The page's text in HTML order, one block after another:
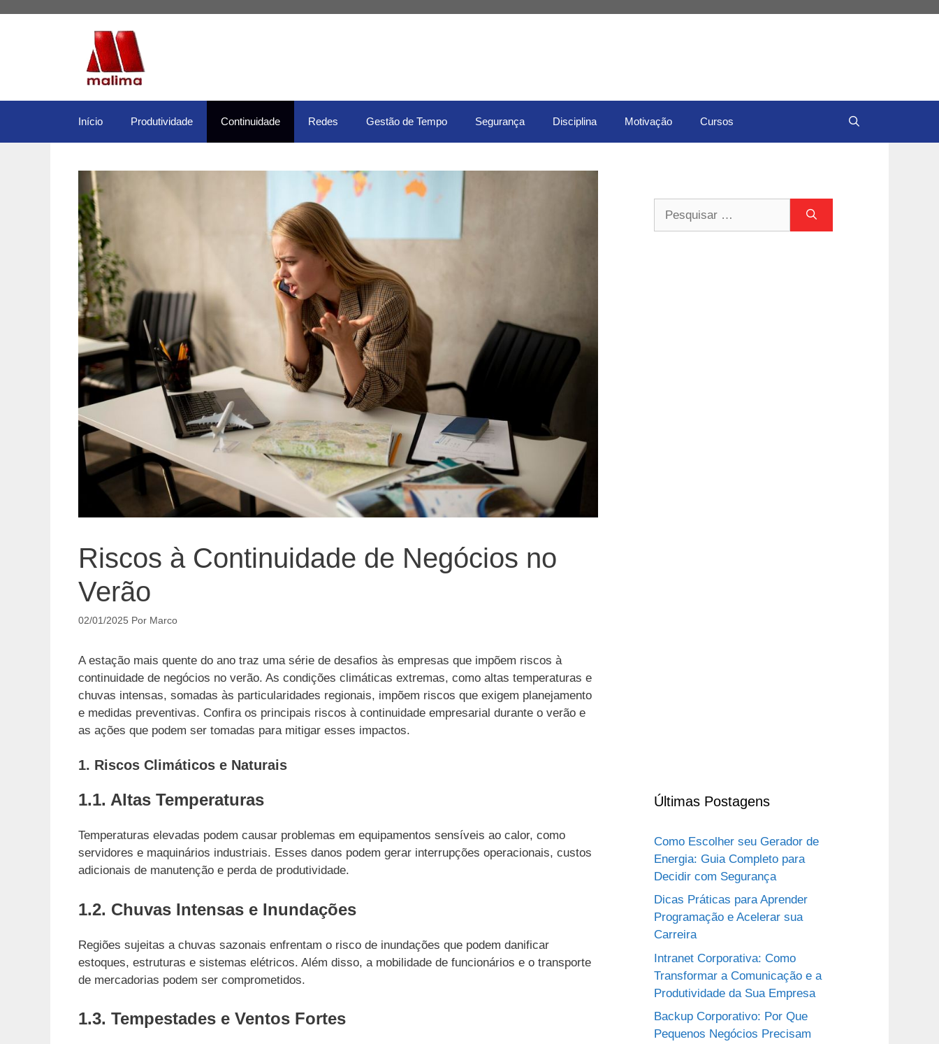
Início Produtividade Continuidade Redes Gestão de Tempo Segurança Disciplina Motivação Cursos
Riscos à Continuidade de Negócios no
Verão
02/01/2025 Por Marco
A estação mais quente do ano traz uma série de desafios às empresas que impõem riscos à
continuidade de negócios no verão. As condições climáticas extremas, como altas temperaturas e
chuvas intensas, somadas às particularidades regionais, impõem riscos que exigem planejamento
e medidas preventivas. Confira os principais riscos à continuidade empresarial durante o verão e
as ações que podem ser tomadas para mitigar esses impactos.
1. Riscos Climáticos e Naturais
1.1. Altas Temperaturas
Temperaturas elevadas podem causar problemas em equipamentos sensíveis ao calor, como
servidores e maquinários industriais. Esses danos podem gerar interrupções operacionais, custos
adicionais de manutenção e perda de produtividade.
1.2. Chuvas Intensas e Inundações
Regiões sujeitas a chuvas sazonais enfrentam o risco de inundações que podem danificar
estoques, estruturas e sistemas elétricos. Além disso, a mobilidade de funcionários e o transporte
de mercadorias podem ser comprometidos.
1.3. Tempestades e Ventos Fortes
Últimas Postagens
Como Escolher seu Gerador de
Energia: Guia Completo para
Decidir com Segurança
Dicas Práticas para Aprender
Programação e Acelerar sua
Carreira
Intranet Corporativa: Como
Transformar a Comunicação e a
Produtividade da Sua Empresa
Backup Corporativo: Por Que
Pequenos Negócios Precisam